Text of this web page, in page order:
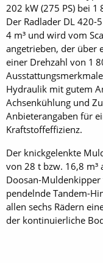
202 kW (275 PS) bei 1
Der Radlader DL 420-
4 m³ und wird vom
angetrieben, der über
einer Drehzahl von 1
Hydraulik mit gutem
Achsenkühlung und
Anbieterangaben für
Kraftstoffeffizienz.
Der knickgelenkte
von 28 t bzw. 16,8 m³
Doosan-
pendelnde Tandem-
allen sechs Rädern
der kontinuierliche